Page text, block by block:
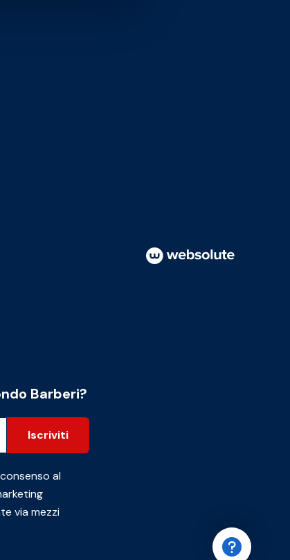
Barberi?
Iscriviti
al
via mezzi